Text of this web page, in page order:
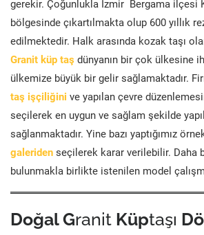
gerekir. Çoğunlukla İzmir Bergama ilçesi
bölgesinde çıkartılmakta olup 600 yıllık
edilmektedir. Halk arasında kozak taşı
Granit küp taş dünyanın bir çok ülkesine
ülkemize büyük bir gelir sağlamaktadır.
taş işçiliğini ve yapılan çevre
seçilerek en uygun ve sağlam şekilde
sağlanmaktadır. Yine bazı yaptığımız
galeriden seçilerek karar verilebilir. Daha
bulunmakla birlikte istenilen model
Doğal Granit Küptaşı